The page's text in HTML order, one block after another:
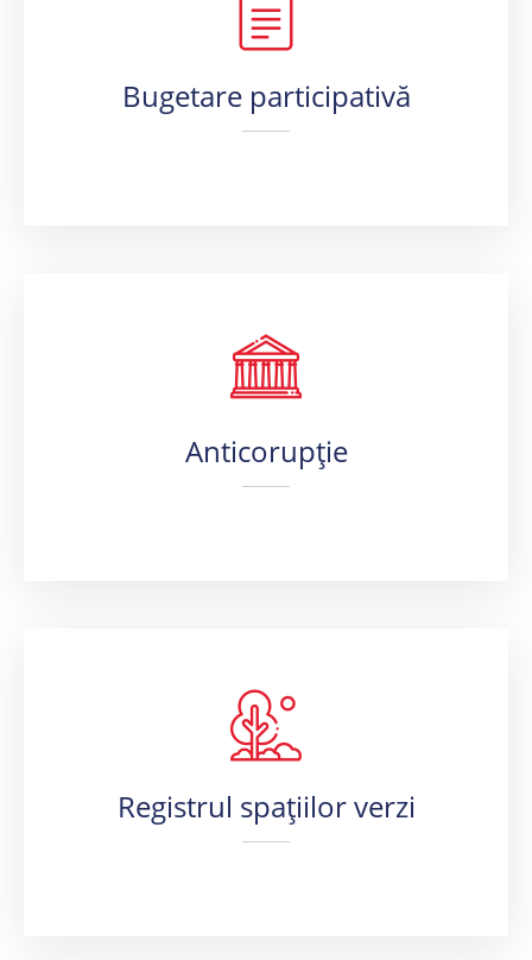
Bugetare participativă
Anticorupție
Registrul spațiilor verzi